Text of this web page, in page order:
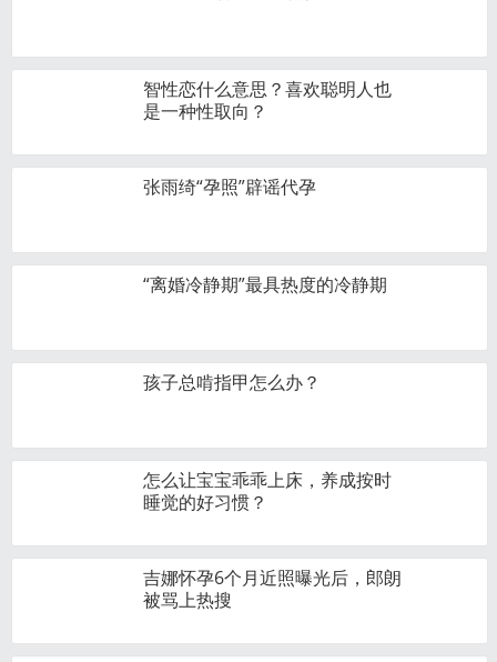
智性恋什么意思？喜欢聪明人也
是一种性取向？
张雨绮“孕照”辟谣代孕
“离婚冷静期”最具热度的冷静期
孩子总啃指甲怎么办？
怎么让宝宝乖乖上床，养成按时
睡觉的好习惯？
吉娜怀孕6个月近照曝光后，郎朗
被骂上热搜